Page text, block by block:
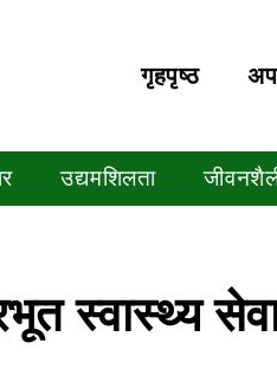
गृहपृष्‍ठ
उद्यमशिलता
स्वास्थ्य